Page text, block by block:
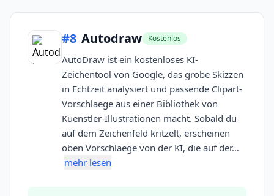
#8 Autodraw Kostenlos
AutoDraw ist ein kostenloses KI-
Zeichentool von Google, das grobe Skizzen
in Echtzeit analysiert und passende Clipart-
Vorschlaege aus einer Bibliothek von
Kuenstler-Illustrationen macht. Sobald du
auf dem Zeichenfeld kritzelt, erscheinen
oben Vorschlaege von der KI, die auf der…
mehr lesen